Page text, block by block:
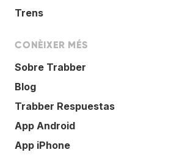
Trens
CONÈIXER MÉS
Sobre Trabber
Blog
Trabber Respuestas
App Android
App iPhone